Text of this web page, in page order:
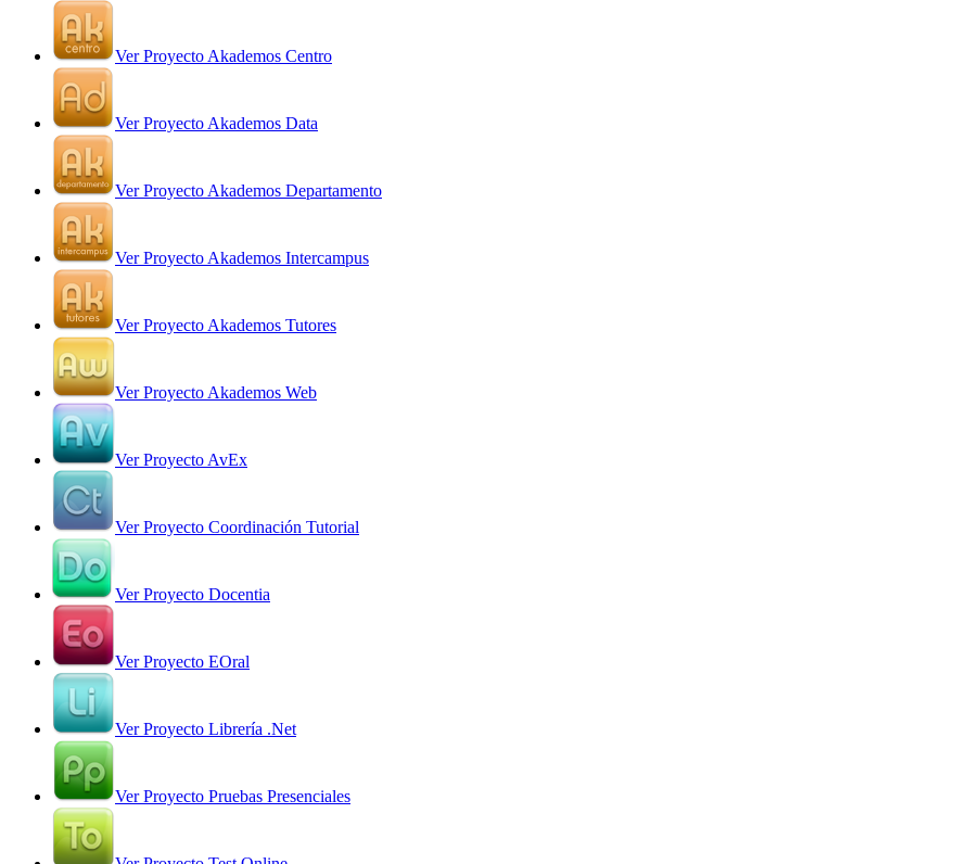
Ver Proyecto Akademos Centro
Ver Proyecto Akademos Data
Ver Proyecto Akademos Departamento
Ver Proyecto Akademos Intercampus
Ver Proyecto Akademos Tutores
Ver Proyecto Akademos Web
Ver Proyecto AvEx
Ver Proyecto Coordinación Tutorial
Ver Proyecto Docentia
Ver Proyecto EOral
Ver Proyecto Librería .Net
Ver Proyecto Pruebas Presenciales